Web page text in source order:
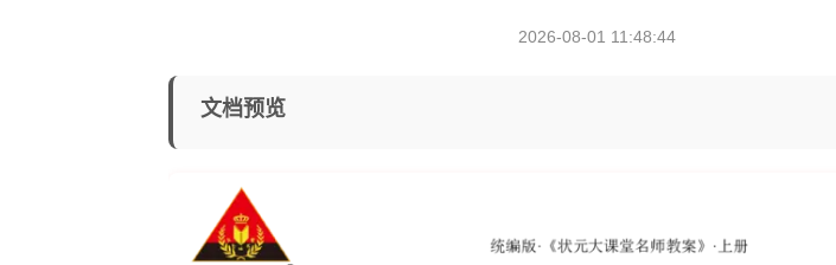
2026-08-01 11:48:44
文档预览